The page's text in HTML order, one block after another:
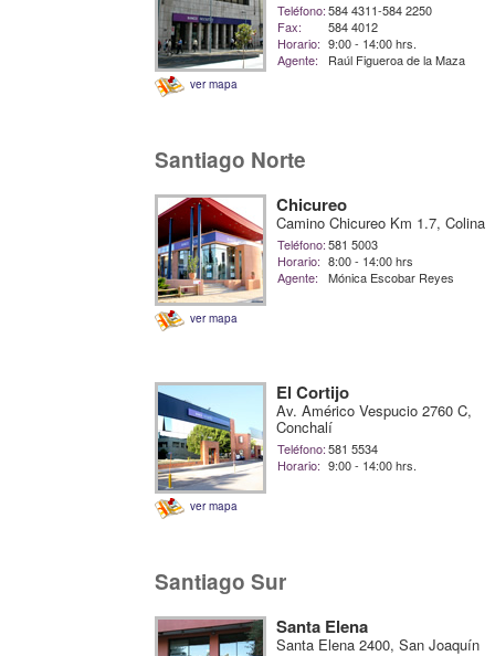
ver mapa
Teléfono:584 4311-584 2250
Fax:
584 4012
Horario: 9:00 - 14:00 hrs.
Agente:
Raúl Figueroa de la Maza
Santiago Norte
ver mapa
Chicureo
Camino Chicureo Km 1.7, Colina
Teléfono:581 5003
Horario: 8:00 - 14:00 hrs
Agente:
Mónica Escobar Reyes
ver mapa
El Cortijo
Av. Américo Vespucio 2760 C,
Conchalí
Teléfono:581 5534
Horario: 9:00 - 14:00 hrs.
Santiago Sur
Santa Elena
Santa Elena 2400, San Joaquín